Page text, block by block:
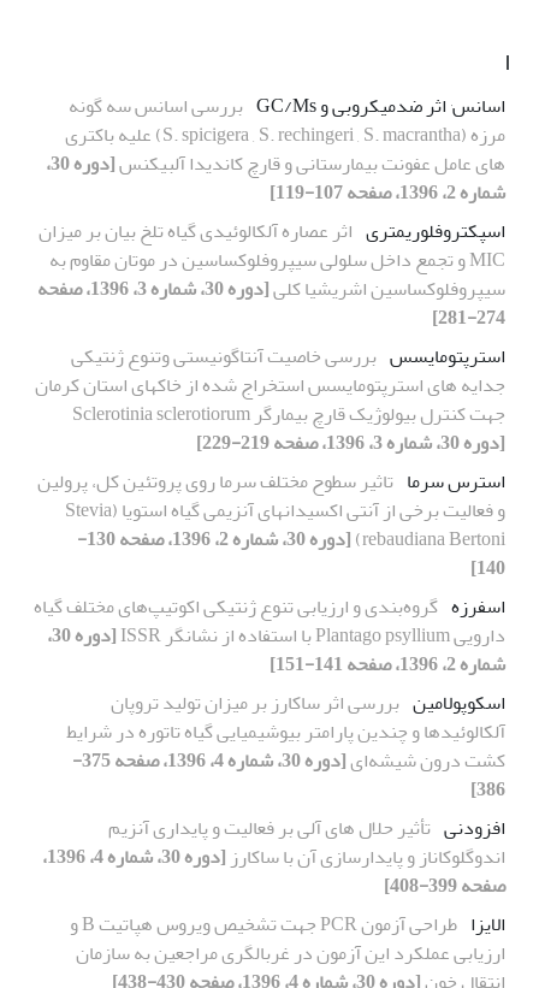
ا
اسانس٬ اثر ضدمیکروبی و GC/Ms
بررسی اسانس سه گونه
مرزه (S. spicigera , S. rechingeri , S. macrantha) علیه باکتری
های عامل عفونت بیمارستانی و قارچ کاندیدا آلبیکنس
[دوره 30،
شماره 2، 1396، صفحه 107-119]
اسپکتروفلوریمتری اثر عصاره آلکالوئیدی گیاه تلخ بیان بر میزان
MIC و تجمع داخل سلولی سیپروفلوکساسین در موتان مقاوم به
سیپروفلوکساسین اشریشیا کلی
[دوره 30، شماره 3، 1396، صفحه
274-281]
استرپتومایسس بررسی خاصیت آنتاگونیستی وتنوع ژنتیکی
جدایه های استرپتومایسس استخراج شده از خاکهای استان کرمان
جهت کنترل بیولوژیک قارچ بیمارگر Sclerotinia sclerotiorum
[دوره 30، شماره 3، 1396، صفحه 219-229]
استرس سرما تاثیر سطوح مختلف سرما روی پروتئین کل، پرولین
و فعالیت برخی از آنتی اکسیدانهای آنزیمی گیاه استویا (Stevia
rebaudiana Bertoni)
[دوره 30، شماره 2، 1396، صفحه 130-
140]
اسفرزه گروه‌بندی و ارزیابی تنوع ژنتیکی اکوتیپ‌های مختلف گیاه
دارویی Plantago psyllium با استفاده از نشانگر ISSR
[دوره 30،
شماره 2، 1396، صفحه 141-151]
اسکوپولامین بررسی اثر ساکارز بر میزان تولید تروپان
آلکالوئیدها و چندین پارامتر بیوشیمیایی گیاه تاتوره در شرایط
کشت درون شیشه‌ای
[دوره 30، شماره 4، 1396، صفحه 375-
386]
افزودنی تأثیر حلال های آلی بر فعالیت و پایداری آنزیم
اندوگلوکاناز و پایدارسازی آن با ساکارز
[دوره 30، شماره 4، 1396،
صفحه 399-408]
الایزا
طراحی آزمون PCR جهت تشخیص ویروس هپاتیت B و
ارزیابی عملکرد این آزمون در غربالگری مراجعین به سازمان